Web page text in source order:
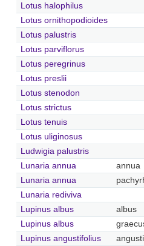
Lotus halophilus
Lotus ornithopodioides
Lotus palustris
Lotus parviflorus
Lotus peregrinus
Lotus preslii
Lotus stenodon
Lotus strictus
Lotus tenuis
Lotus uliginosus
Ludwigia palustris
Lunaria annua
annua
Lunaria annua
Lunaria rediviva
Lupinus albus
albus
Lupinus albus
Lupinus angustifolius